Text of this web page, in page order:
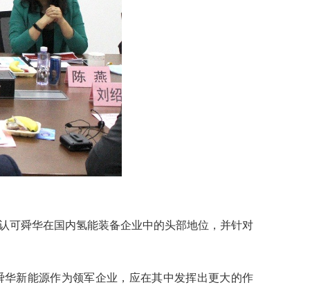
舜华在国内氢能装备企业中的头部地位，并针对
新能源作为领军企业，应在其中发挥出更大的作